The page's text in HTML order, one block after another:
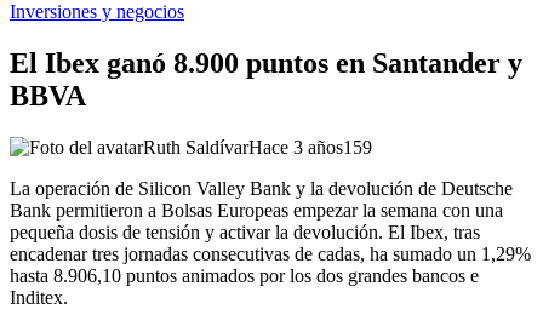
Inversiones y negocios
El Ibex ganó 8.900 puntos en Santander y
BBVA
Ruth SaldívarHace 3 años159
La operación de Silicon Valley Bank y la devolución de Deutsche
Bank permitieron a Bolsas Europeas empezar la semana con una
pequeña dosis de tensión y activar la devolución. El Ibex, tras
encadenar tres jornadas consecutivas de cadas, ha sumado un 1,29%
hasta 8.906,10 puntos animados por los dos grandes bancos e
Inditex.